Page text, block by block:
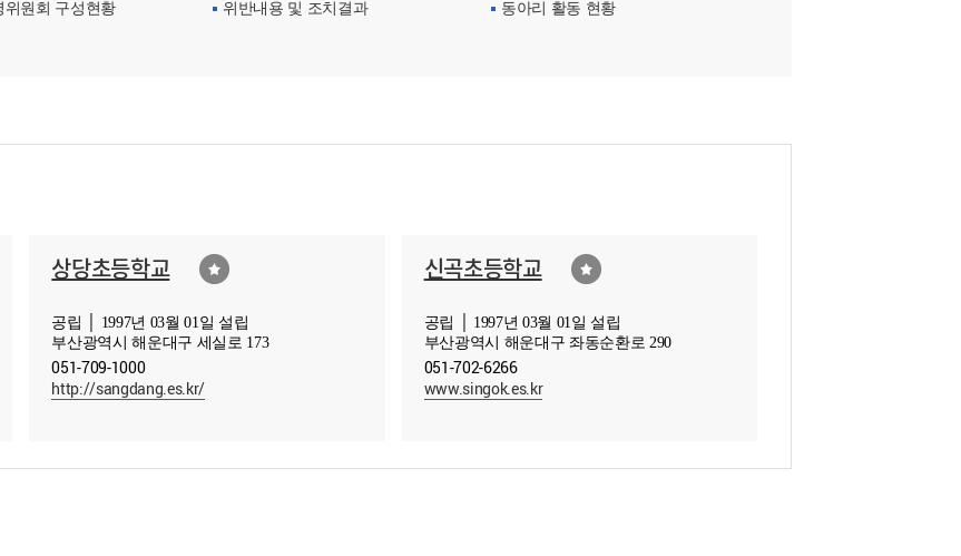
위원회 구성현황 위반내용 및 조치결과
동아리 활동 현황
상당초등학교
공립 │ 1997년 03월 01일 설립
부산광역시 해운대구 세실로 173
051-709-1000
http://sangdang.es.kr/
신곡초등학교
공립 │ 1997년 03월 01일 설립
부산광역시 해운대구 좌동순환로 290
051-702-6266
www.singok.es.kr